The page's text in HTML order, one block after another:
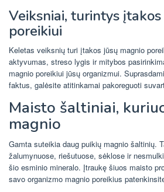
Veiksniai, turintys
poreikiui
Keletas veiksnių turi įtakos jūsų magnio
aktyvumas, streso lygis ir mitybos
magnio poreikiui jūsų organizmui.
faktus, galėsite atitinkamai pakoreguoti
Maisto šaltiniai,
magnio
Gamta suteikia daug puikių magnio šaltinių.
žalumynuose, riešutuose, sėklose ir
šio esminio mineralo. Įtraukę šiuos maisto
savo organizmo magnio poreikius